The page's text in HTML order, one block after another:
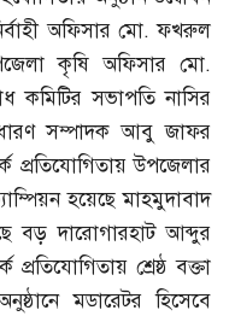
অফিসার মো.ফখরুল
কৃষি অফিসার মো.
কমিটির সভাপতি নাসির
সম্পাদক আবু জাফর
প্রতিযোগিতায় উপজেলার
হয়েছে মাহমুদাবাদ
বড় দারোগারহাট আব্দুর
শ্রেষ্ঠ বক্তা
মডারেটর হিসেবে